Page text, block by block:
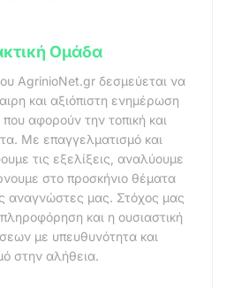
Ομάδα
AgrinioNet.gr δεσμεύεται να
και αξιόπιστη ενημέρωση
αφορούν την τοπική και
Με επαγγελματισμό και
τις εξελίξεις, αναλύουμε
στο προσκήνιο θέματα
αναγνώστες μας. Στόχος μας
πληροφόρηση και η ουσιαστική
με υπευθυνότητα και
στην αλήθεια.